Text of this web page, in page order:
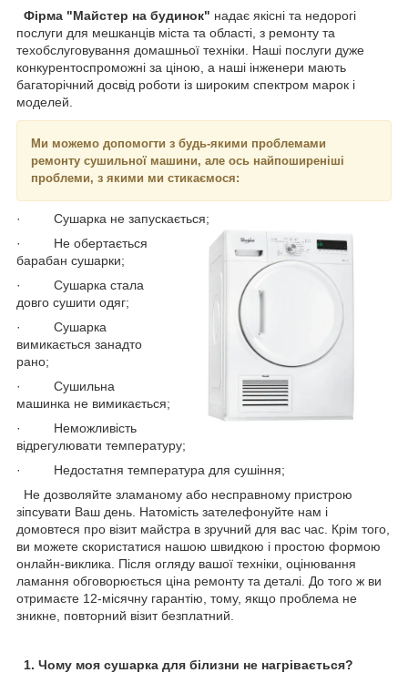
Фірма "Майстер на будинок" надає якісні та недорогі
послуги для мешканців міста та області, з ремонту та
техобслуговування домашньої техніки. Наші послуги дуже
конкурентоспроможні за ціною, а наші інженери мають
багаторічний досвід роботи із широким спектром марок і
моделей.
Ми можемо допомогти з будь-якими проблемами
ремонту сушильної машини, але ось найпоширеніші
проблеми, з якими ми стикаємося:
· Сушарка не запускається;
· Не обертається
барабан сушарки;
· Сушарка стала
довго сушити одяг;
· Сушарка
вимикається занадто
рано;
· Сушильна
машинка не вимикається;
· Неможливість
відрегулювати температуру;
· Недостатня температура для сушіння;
Не дозволяйте зламаному або несправному пристрою
зіпсувати Ваш день. Натомість зателефонуйте нам і
домовтеся про візит майстра в зручний для вас час. Крім того,
ви можете скористатися нашою швидкою і простою формою
онлайн-виклика. Після огляду вашої техніки, оцінювання
ламання обговорюється ціна ремонту та деталі. До того ж ви
отримаєте 12-місячну гарантію, тому, якщо проблема не
зникне, повторний візит безплатний.
1. Чому моя сушарка для білизни не нагрівається?